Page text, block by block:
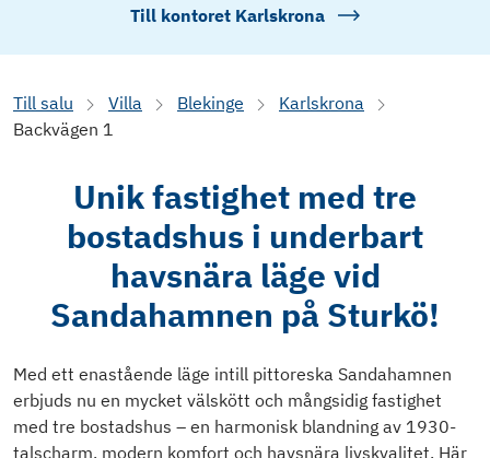
Till kontoret Karlskrona
Till salu Villa Blekinge
Karlskrona
Backvägen 1
Unik fastighet med tre
bostadshus i underbart
havsnära läge vid
Sandahamnen på Sturkö!
Med ett enastående läge intill pittoreska Sandahamnen
erbjuds nu en mycket välskött och mångsidig fastighet
med tre bostadshus – en harmonisk blandning av 1930-
talscharm, modern komfort och havsnära livskvalitet. Här